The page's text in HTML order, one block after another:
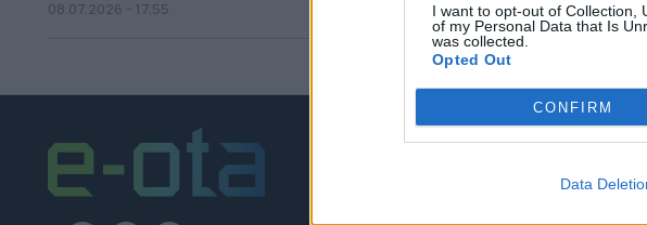
I want to opt-out of Collection,
of my Personal Data that Is
was collected.
Opted Out
CONFIRM
Data
08.07.2026 - 17.55
ΡΟΗ